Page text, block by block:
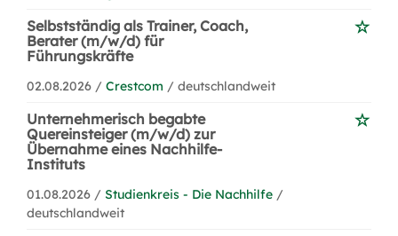
Selbstständig als Trainer, Coach,
Berater (m/w/d) für
Führungskräfte
02.08.2026 / Crestcom / deutschlandweit
Unternehmerisch begabte
Quereinsteiger (m/w/d) zur
Übernahme eines Nachhilfe-
Instituts
01.08.2026 / Studienkreis - Die Nachhilfe /
deutschlandweit